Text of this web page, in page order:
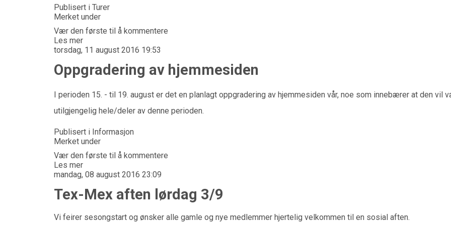
Publisert i Turer
Merket under
Vær den første til å kommentere
Les mer
torsdag, 11 august 2016 19:53
Oppgradering av hjemmesiden
I perioden 15. - til 19. august er det en planlagt oppgradering av hjemmesiden vår, noe som innebærer at den vil
utilgjengelig hele/deler av denne perioden.
Publisert i Informasjon
Merket under
Vær den første til å kommentere
Les mer
mandag, 08 august 2016 23:09
Tex-Mex aften lørdag 3/9
Vi feirer sesongstart og ønsker alle gamle og nye medlemmer hjertelig velkommen til en sosial aften.